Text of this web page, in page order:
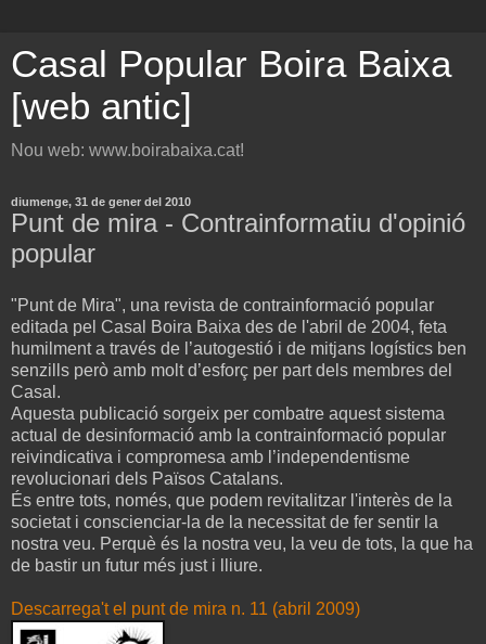
Casal Popular Boira Baixa
[web antic]
Nou web: www.boirabaixa.cat!
diumenge, 31 de gener del 2010
Punt de mira - Contrainformatiu d'opinió
popular
"Punt de Mira", una revista de contrainformació popular
editada pel Casal Boira Baixa des de l'abril de 2004, feta
humilment a través de l’autogestió i de mitjans logístics ben
senzills però amb molt d’esforç per part dels membres del
Casal.
Aquesta publicació sorgeix per combatre aquest sistema
actual de desinformació amb la contrainformació popular
reivindicativa i compromesa amb l’independentisme
revolucionari dels Països Catalans.
És entre tots, només, que podem revitalitzar l'interès de la
societat i conscienciar-la de la necessitat de fer sentir la
nostra veu. Perquè és la nostra veu, la veu de tots, la que ha
de bastir un futur més just i lliure.
Descarrega't el punt de mira n. 11 (abril 2009)